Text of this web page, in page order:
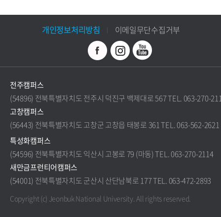
개인정보처리방침 이메일무단수집거부
전주캠퍼스
(54896) 전북특별자치도 전주시 덕진구 백제대로 567 TEL. 063-270-
고창캠퍼스
(56443) 전북특별자치도 고창군 고창읍 태봉로 361 TEL. 063-562-2621
특성화캠퍼스
(54596) 전북특별자치도 익산시 고봉로 79 (마동) TEL. 063-270-2114
새만금프런티어캠퍼스
(54001) 전북특별자치도 군산시 산단남북로 177 TEL. 063-472-2893
Copyright (c) Jeonbuk National University.All rights reserved.